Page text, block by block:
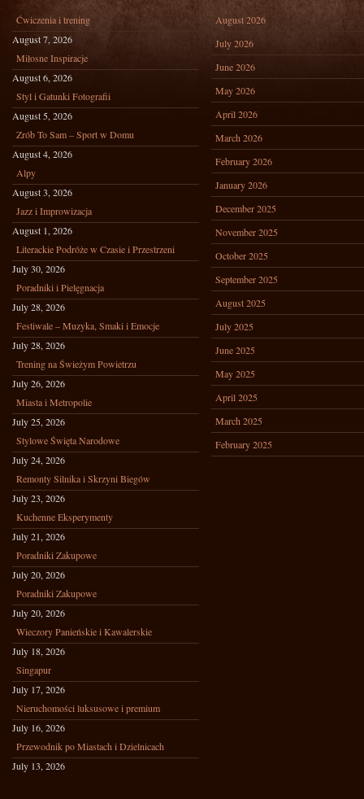
Ćwiczenia i trening
August 7, 2026
Miłosne Inspiracje
August 6, 2026
Styl i Gatunki Fotografii
August 5, 2026
Zrób To Sam – Sport w Domu
August 4, 2026
Alpy
August 3, 2026
Jazz i Improwizacja
August 1, 2026
Literackie Podróże w Czasie i Przestrzeni
July 30, 2026
Poradniki i Pielęgnacja
July 28, 2026
Festiwale – Muzyka, Smaki i Emocje
July 28, 2026
Trening na Świeżym Powietrzu
July 26, 2026
Miasta i Metropolie
July 25, 2026
Stylowe Święta Narodowe
July 24, 2026
Remonty Silnika i Skrzyni Biegów
July 23, 2026
Kuchenne Eksperymenty
July 21, 2026
Poradniki Zakupowe
July 20, 2026
Poradniki Zakupowe
July 20, 2026
Wieczory Panieńskie i Kawalerskie
July 18, 2026
Singapur
July 17, 2026
Nieruchomości luksusowe i premium
July 16, 2026
Przewodnik po Miastach i Dzielnicach
July 13, 2026
August 2026
July 2026
June 2026
May 2026
April 2026
March 2026
February 2026
January 2026
December 2025
November 2025
October 2025
September 2025
August 2025
July 2025
June 2025
May 2025
April 2025
March 2025
February 2025